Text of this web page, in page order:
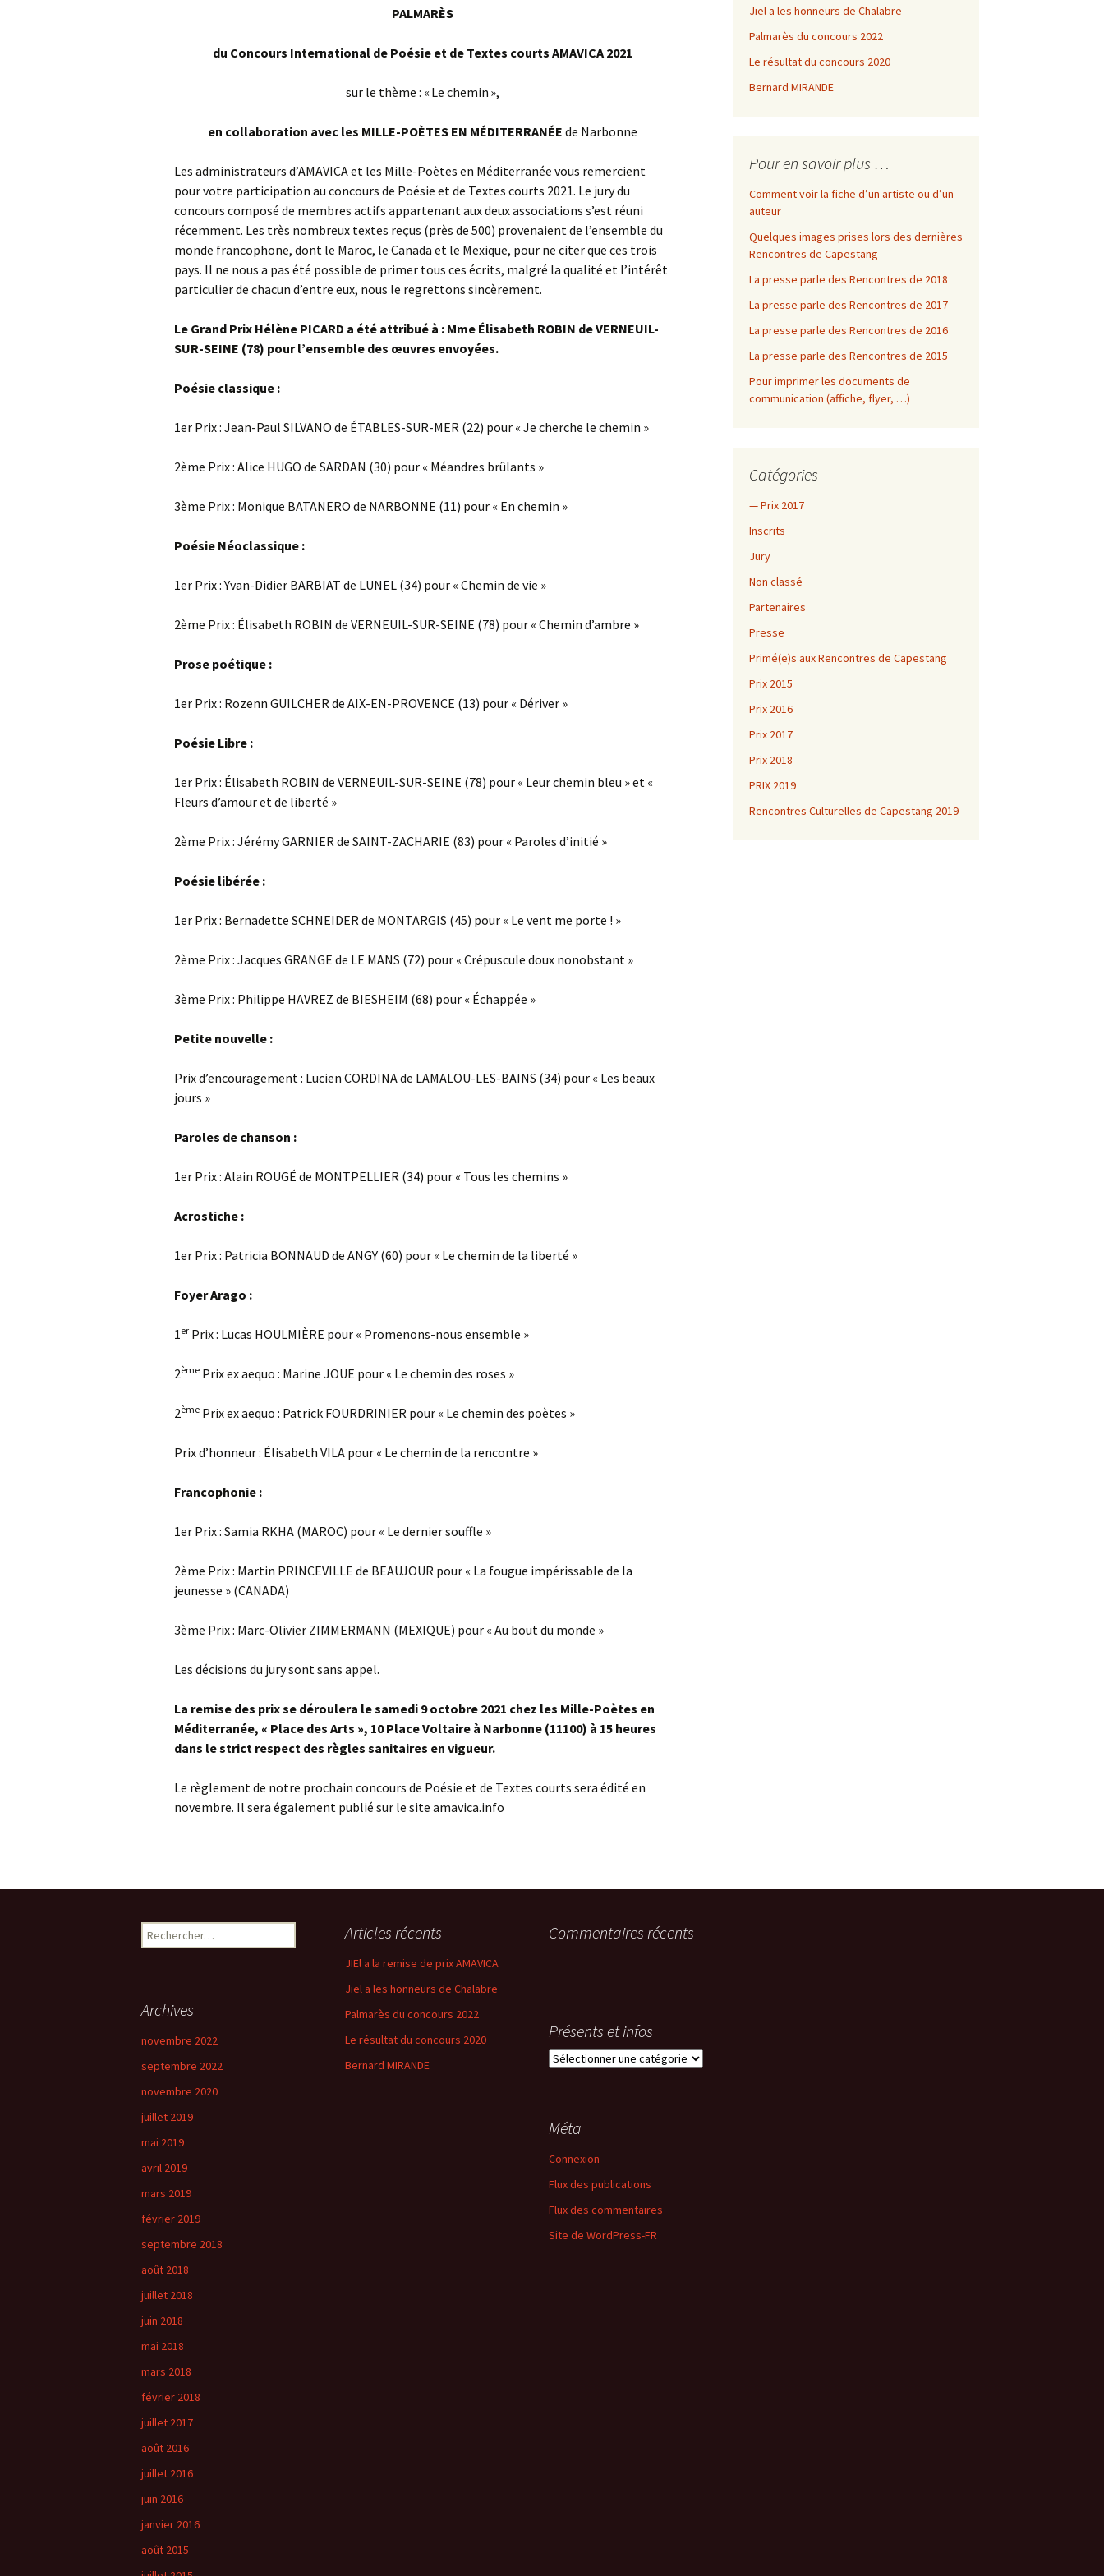
concours précédents
concours précédents
PALMARÈS du Concours
AMAVICA 2020
du 29 juin 2019 Concours 2019 « La vie, la
Participants 2019
Rencontres culturelles
du 5 août 2018 Rencontres
Achat anthologie
« AMOUR »
Rencontres 6 août 2017 Participants 2017
Prix 2017
Les Rencontres
Culturelles de Capestang
de 2017 : quelques
Rencontre du 7 août 2016 Liste des participants
Palmarès des Concours
du 7 août 2016
Rencontre du 1er août
2015
Programme des
rencontres 2015
Rencontre du 8 mai 2016
2016
Rencontre du 28 août
2016
PALMARÈS
du Concours International de Poésie et de Textes courts AMAVICA 2021
sur le thème : « Le chemin »,
en collaboration avec les MILLE-POÈTES EN MÉDITERRANÉE de Narbonne
Les administrateurs d’AMAVICA et les Mille-Poètes en Méditerranée vous remercient
pour votre participation au concours de Poésie et de Textes courts 2021. Le jury du
concours composé de membres actifs appartenant aux deux associations s’est réuni
récemment. Les très nombreux textes reçus (près de 500) provenaient de l’ensemble du
monde francophone, dont le Maroc, le Canada et le Mexique, pour ne citer que ces trois
pays. Il ne nous a pas été possible de primer tous ces écrits, malgré la qualité et l’intérêt
particulier de chacun d’entre eux, nous le regrettons sincèrement.
Le Grand Prix Hélène PICARD a été attribué à : Mme Élisabeth ROBIN de VERNEUIL-
SUR-SEINE (78) pour l’ensemble des œuvres envoyées.
Poésie classique :
1er Prix : Jean-Paul SILVANO de ÉTABLES-SUR-MER (22) pour « Je cherche le chemin »
2ème Prix : Alice HUGO de SARDAN (30) pour « Méandres brûlants »
3ème Prix : Monique BATANERO de NARBONNE (11) pour « En chemin »
Poésie Néoclassique :
1er Prix : Yvan-Didier BARBIAT de LUNEL (34) pour « Chemin de vie »
2ème Prix : Élisabeth ROBIN de VERNEUIL-SUR-SEINE (78) pour « Chemin d’ambre »
Prose poétique :
1er Prix : Rozenn GUILCHER de AIX-EN-PROVENCE (13) pour « Dériver »
Poésie Libre :
1er Prix : Élisabeth ROBIN de VERNEUIL-SUR-SEINE (78) pour « Leur chemin bleu » et «
Fleurs d’amour et de liberté »
2ème Prix : Jérémy GARNIER de SAINT-ZACHARIE (83) pour « Paroles d’initié »
Poésie libérée :
1er Prix : Bernadette SCHNEIDER de MONTARGIS (45) pour « Le vent me porte ! »
2ème Prix : Jacques GRANGE de LE MANS (72) pour « Crépuscule doux nonobstant »
3ème Prix : Philippe HAVREZ de BIESHEIM (68) pour « Échappée »
Petite nouvelle :
Prix d’encouragement : Lucien CORDINA de LAMALOU-LES-BAINS (34) pour « Les beaux
jours »
Paroles de chanson :
1er Prix : Alain ROUGÉ de MONTPELLIER (34) pour « Tous les chemins »
Acrostiche :
1er Prix : Patricia BONNAUD de ANGY (60) pour « Le chemin de la liberté »
Foyer Arago :
1er Prix : Lucas HOULMIÈRE pour « Promenons-nous ensemble »
2ème Prix ex aequo : Marine JOUE pour « Le chemin des roses »
2ème Prix ex aequo : Patrick FOURDRINIER pour « Le chemin des poètes »
Prix d’honneur : Élisabeth VILA pour « Le chemin de la rencontre »
Francophonie :
1er Prix : Samia RKHA (MAROC) pour « Le dernier souffle »
2ème Prix : Martin PRINCEVILLE de BEAUJOUR pour « La fougue impérissable de la
jeunesse » (CANADA)
3ème Prix : Marc-Olivier ZIMMERMANN (MEXIQUE) pour « Au bout du monde »
Les décisions du jury sont sans appel.
La remise des prix se déroulera le samedi 9 octobre 2021 chez les Mille-Poètes en
Méditerranée, « Place des Arts », 10 Place Voltaire à Narbonne (11100) à 15 heures
dans le strict respect des règles sanitaires en vigueur.
Le règlement de notre prochain concours de Poésie et de Textes courts sera édité en
novembre. Il sera également publié sur le site amavica.info
Jiel a les honneurs de Chalabre
Palmarès du concours 2022
Le résultat du concours 2020
Bernard MIRANDE
Pour en savoir plus …
Comment voir la fiche d’un artiste ou d’un
auteur
Quelques images prises lors des dernières
Rencontres de Capestang
La presse parle des Rencontres de 2018
La presse parle des Rencontres de 2017
La presse parle des Rencontres de 2016
La presse parle des Rencontres de 2015
Pour imprimer les documents de
communication (affiche, flyer, …)
Catégories
— Prix 2017
Inscrits
Jury
Non classé
Partenaires
Presse
Primé(e)s aux Rencontres de Capestang
Prix 2015
Prix 2016
Prix 2017
Prix 2018
PRIX 2019
Rencontres Culturelles de Capestang 2019
Rechercher : Articles récents
JIEl a la remise de prix AMAVICA
Jiel a les honneurs de Chalabre
Palmarès du concours 2022
Le résultat du concours 2020
Bernard MIRANDE
Commentaires récents
Archives
novembre 2022
septembre 2022
novembre 2020
juillet 2019
mai 2019
avril 2019
mars 2019
février 2019
septembre 2018
août 2018
juillet 2018
juin 2018
mai 2018
mars 2018
février 2018
juillet 2017
août 2016
juillet 2016
juin 2016
janvier 2016
août 2015
Présents et infos
Présents
Méta
Connexion
Flux des publications
Flux des commentaires
Site de WordPress-FR